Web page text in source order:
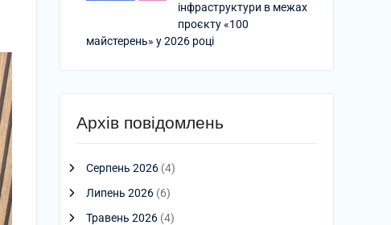
інфраструктури в межах
проєкту «100
майстерень» у 2026 році
Архів повідомлень
Серпень 2026 (4)
Липень 2026 (6)
Травень 2026 (4)